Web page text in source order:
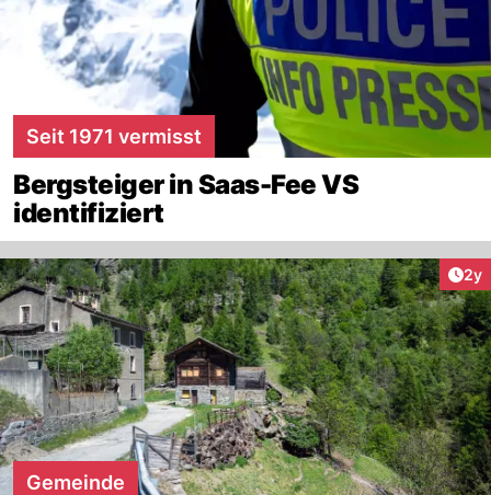
Seit 1971 vermisst
Bergsteiger in Saas-Fee VS
identifiziert
2y
Gemeinde